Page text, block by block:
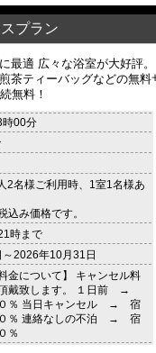
プラン
最適 広々な浴室が大好評
茶ティーバッグなどの無料
無料！
時00分
2名様ご利用時、1室1名様あ
込み価格です。
時まで
2026年10月31日
金について】 キャンセル料
頂戴致します。 １日前 →
０％ 当日キャンセル → 宿
０％ 連絡なしの不泊 → 宿
％